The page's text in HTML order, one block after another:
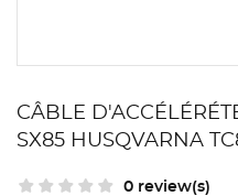
CÂBLE
SX85 HUSQVARNA
0 review(s)